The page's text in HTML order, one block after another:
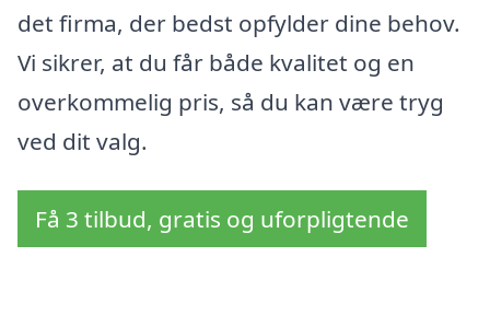
det firma, der bedst opfylder dine behov.
Vi sikrer, at du får både kvalitet og en
overkommelig pris, så du kan være tryg
ved dit valg.
Få 3 tilbud, gratis og uforpligtende